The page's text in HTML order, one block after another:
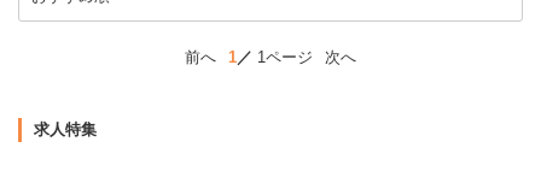
前へ 1 1ページ 次へ
求人特集